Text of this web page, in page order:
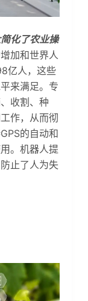
化了农业操
加和世界人
亿人，这些
来满足。专
收割、种
作，从而彻
的自动和
。机器人提
止了人为失